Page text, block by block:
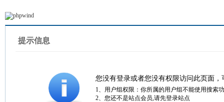
提示信息
您没有登录或者您没有权限访问此页面
1、用户组权限：你所属的用户组不能使用搜索
2、您还不是站点会员,请先登录站点